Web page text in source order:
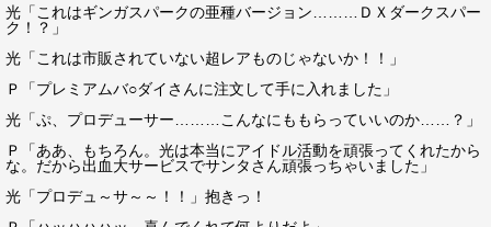
光「これはギンガスパークの亜種バージョン………ＤＸダークスパー
ク！？」
光「これは市販されていない超レアものじゃないか！！」
Ｐ「プレミアムバ○ダイさんに注文して手に入れました」
光「ぷ、プロデューサー………こんなにももらっていいのか……？」
Ｐ「ああ、もちろん。光は本当にアイドル活動を頑張ってくれたから
な。だから出血大サービスでサンタさん頑張っちゃいました」
光「プロデュ～サ～～！！」抱きっ！